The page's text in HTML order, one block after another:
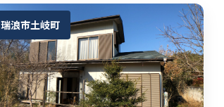
瑞浪市土岐町